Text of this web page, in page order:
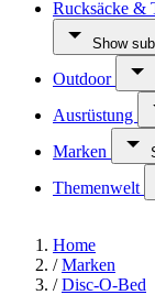
Rucksäcke &
Show
Outdoor
Ausrüstung
Marken
Themenwelt
Home
/ Marken
/ Disc-O-Bed